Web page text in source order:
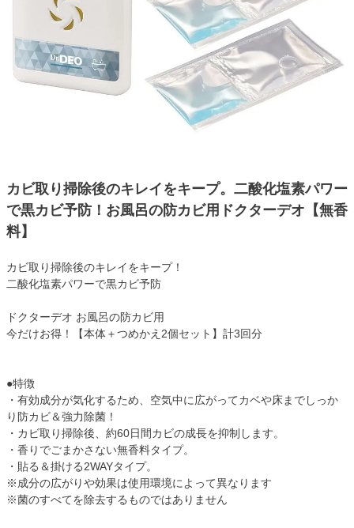
カビ取り掃除後のキレイをキープ。二酸化塩素パワー
で黒カビ予防！お風呂の防カビ用ドクターデオ【無香
料】
カビ取り掃除後のキレイをキープ！
二酸化塩素パワーで黒カビ予防
ドクターデオ お風呂の防カビ用
今だけお得！【本体＋つめかえ2個セット】計3回分
●特徴
・有効成分が気化するため、空気中に広がってカベや床までしっか
り防カビ＆強力除菌！
・カビ取り掃除後、約60日間カビの成長を抑制します。
・香りでごまかさない無香料タイプ。
・貼る＆掛ける2WAYタイプ。
※成分の広がりや効果は使用環境によって異なります
※菌のすべてを除去するものではありません